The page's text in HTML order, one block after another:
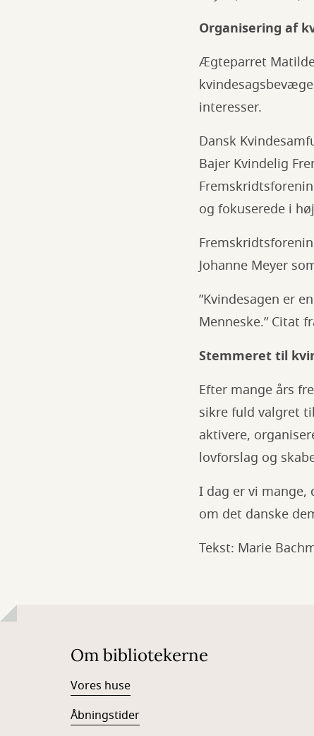
Organisering af
Ægteparret
interesser.
Dansk
Bajer Kvindelig
og fokuserede i
Johanne Meyer
”Kvindesagen er
Menneske.” Citat
Stemmeret til
Efter mange års
sikre fuld valgret
aktivere,
lovforslag og
I dag er vi mange,
om det danske
Tekst: Marie
Om bibliotekerne
Vores huse
Åbningstider